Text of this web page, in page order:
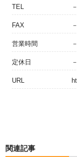
TEL －
FAX －
営業時間 －
定休日 －
URL
関連記事